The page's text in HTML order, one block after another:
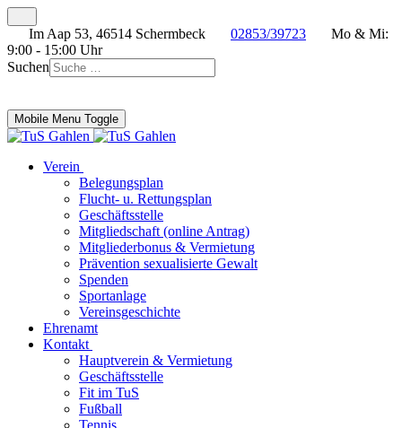
Im Aap 53, 46514 Schermbeck 02853/39723
Mo & Mi:
9:00 - 15:00 Uhr
Suchen
Mobile Menu Toggle
Verein
Belegungsplan
Flucht- u. Rettungsplan
Geschäftsstelle
Mitgliedschaft (online Antrag)
Mitgliederbonus & Vermietung
Prävention sexualisierte Gewalt
Spenden
Sportanlage
Vereinsgeschichte
Ehrenamt
Kontakt
Hauptverein & Vermietung
Geschäftsstelle
Fit im TuS
Fußball
Tennis